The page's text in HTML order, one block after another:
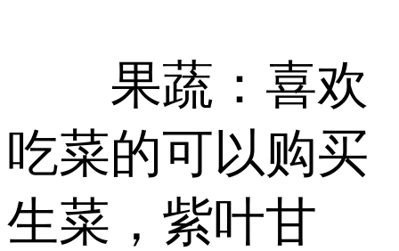
果蔬：喜欢
吃菜的可以购买
生菜，紫叶甘